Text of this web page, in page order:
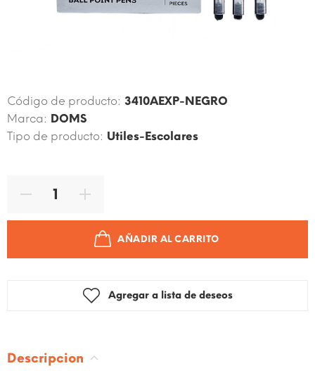
Código de producto: 3410AEXP-NEGRO
Marca: DOMS
Tipo de producto: Utiles-Escolares
AÑADIR AL CARRITO
Agregar a lista de deseos
Descripcion